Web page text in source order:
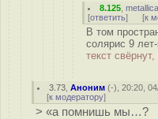
8.125 ,metallica
[ответить] [к
В том
солярис 9
текст свёрнут,
3.73 ,Аноним (-), 20:20,
[к модератору]
> «а помнишь мы…?